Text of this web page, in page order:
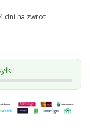
dni na zwrot